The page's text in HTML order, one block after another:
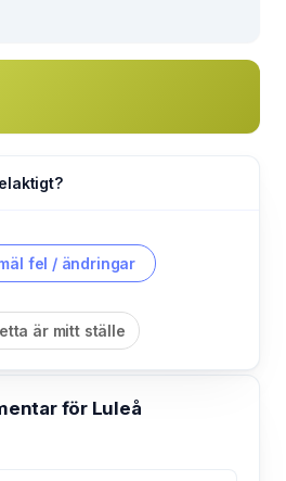
fel / ändringar
är mitt ställe
för Luleå